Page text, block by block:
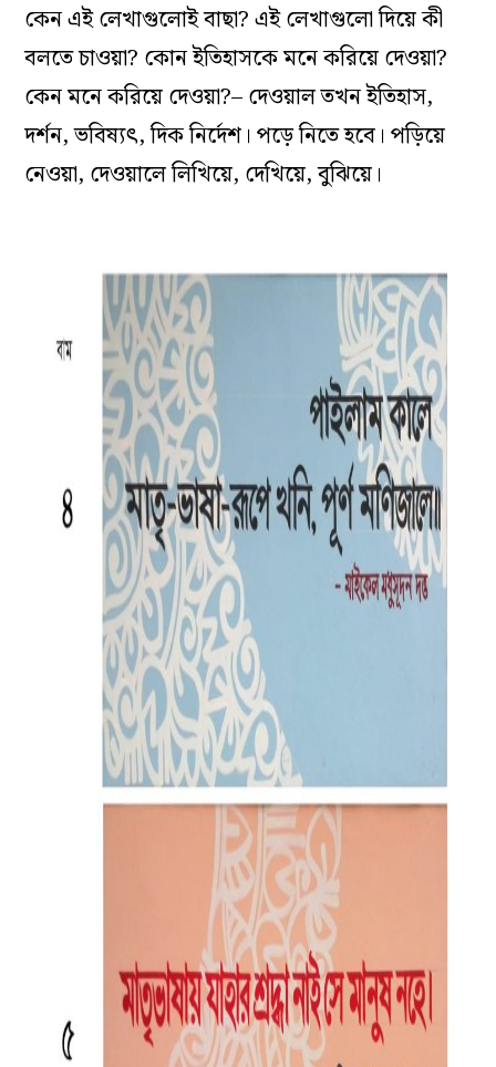
কেন এই লেখাগুলোই বাছা? এই লেখাগুলো দিয়ে কী
বলতে চাওয়া? কোন ইতিহাসকে মনে করিয়ে দেওয়া?
কেন মনে করিয়ে দেওয়া?– দেওয়াল তখন ইতিহাস,
দর্শন, ভবিষ‌্যৎ, দিক নির্দেশ। পড়ে নিতে হবে। পড়িয়ে
নেওয়া, দেওয়ালে লিখিয়ে, দেখিয়ে, বুঝিয়ে।